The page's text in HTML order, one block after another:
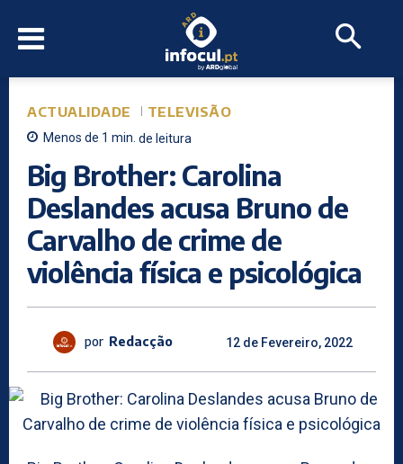
ACTUALIDADE TELEVISÃO
Menos de 1 min. de leitura
Big Brother: Carolina
Deslandes acusa Bruno de
Carvalho de crime de
violência física e psicológica
por Redacção 12 de Fevereiro, 2022